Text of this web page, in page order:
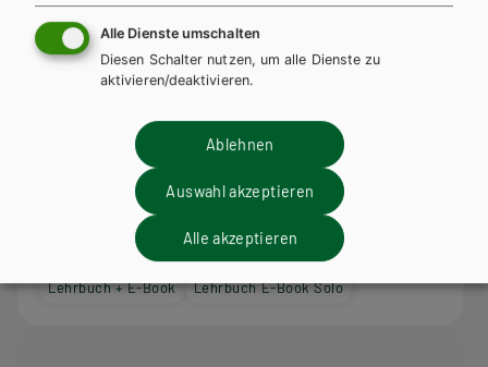
BS GEWERBLICH
Best Shots for Vocational Schools. Zusatzheft
Einzelhandel-Textilien
Lehrbuch + E-Book Lehrbuch E-Book Solo
Alle Dienste umschalten
Diesen Schalter nutzen, um alle Dienste zu
aktivieren/deaktivieren.
Ablehnen
Auswahl akzeptieren
Alle akzeptieren